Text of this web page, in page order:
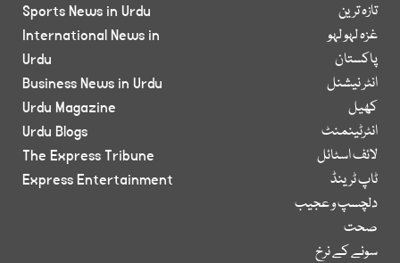
تازہ ترین
غزہ لہو لہو
پاکستان
انٹر نیشنل
کھیل
انٹرٹینمنٹ
لائف اسٹائل
ٹاپ ٹرینڈ
دلچسپ و عجیب
صحت
سونے کے نرخ
Sports News in Urdu
International News in
Urdu
Business News in Urdu
Urdu Magazine
Urdu Blogs
The Express Tribune
Express Entertainment